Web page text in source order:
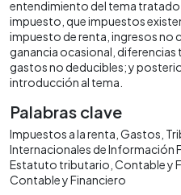
entendimiento del tema
impuesto, que impuestos
impuesto de renta, ingresos no
ganancia ocasional,
gastos no deducibles; y
introducción al tema.
Palabras clave
Impuestos a la renta Gastos
Internacionales de Información
Estatuto tributario Contable y
Contable y Financiero